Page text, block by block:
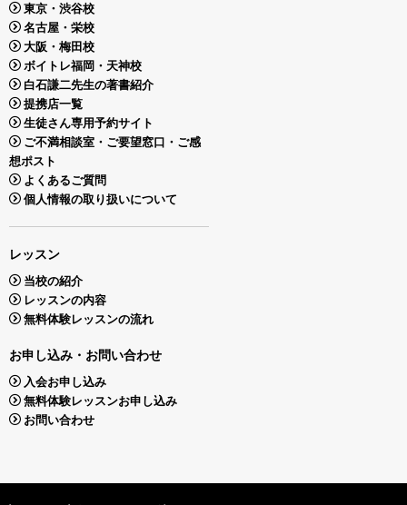
東京・渋谷校
名古屋・栄校
大阪・梅田校
ボイトレ福岡・天神校
白石謙二先生の著書紹介
提携店一覧
生徒さん専用予約サイト
ご不満相談室・ご要望窓口・ご感
想ポスト
よくあるご質問
個人情報の取り扱いについて
レッスン
当校の紹介
レッスンの内容
無料体験レッスンの流れ
お申し込み・お問い合わせ
入会お申し込み
無料体験レッスンお申し込み
お問い合わせ